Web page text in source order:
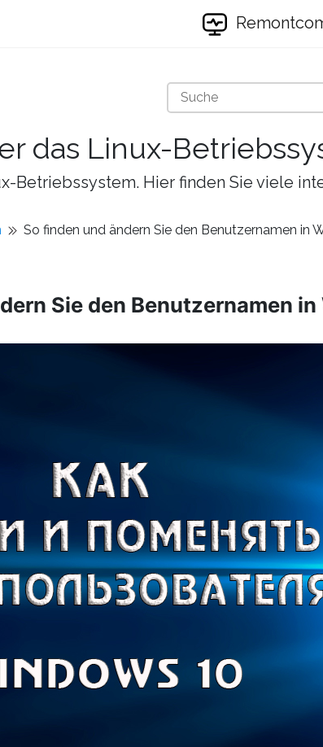
das Linux-
Betriebssystem. Hier finden Sie viele
So finden und ändern Sie den Benutzernamen in
Sie den Benutzernamen